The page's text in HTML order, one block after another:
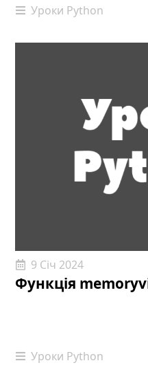
Уроки Python
Функція
9 Січ 2024
Уроки Python